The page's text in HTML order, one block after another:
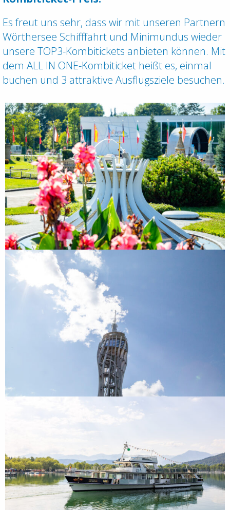
Es freut uns sehr, dass wir mit unseren Partnern
Wörthersee Schifffahrt und Minimundus wieder
unsere TOP3-Kombitickets anbieten können. Mit
dem ALL IN ONE-Kombiticket heißt es, einmal
buchen und 3 attraktive Ausflugsziele besuchen.